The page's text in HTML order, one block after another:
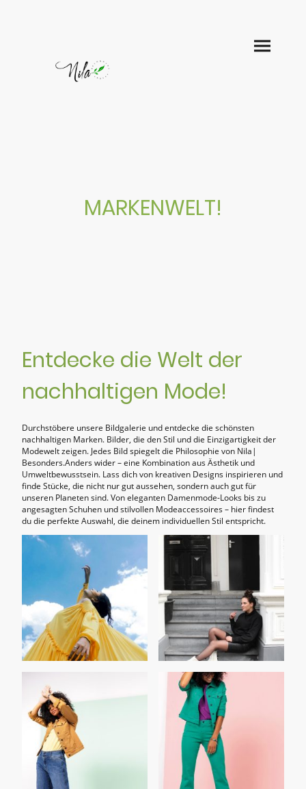
MARKENWELT!
Entdecke die Welt der
nachhaltigen Mode!
Durchstöbere unsere Bildgalerie und entdecke die schönsten
nachhaltigen Marken. Bilder, die den Stil und die Einzigartigkeit der
Modewelt zeigen. Jedes Bild spiegelt die Philosophie von Nila|
Besonders.Anders wider – eine Kombination aus Ästhetik und
Umweltbewusstsein. Lass dich von kreativen Designs inspirieren und
finde Stücke, die nicht nur gut aussehen, sondern auch gut für
unseren Planeten sind. Von eleganten Damenmode-Looks bis zu
angesagten Schuhen und stilvollen Modeaccessoires – hier findest
du die perfekte Auswahl, die deinem individuellen Stil entspricht.